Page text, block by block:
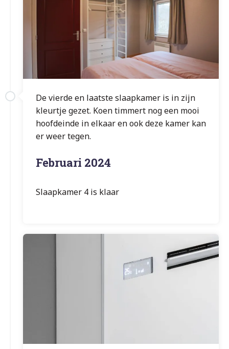
De vierde en laatste slaapkamer is in zijn
kleurtje gezet. Koen timmert nog een mooi
hoofdeinde in elkaar en ook deze kamer kan
er weer tegen.
Februari 2024
Slaapkamer 4 is klaar